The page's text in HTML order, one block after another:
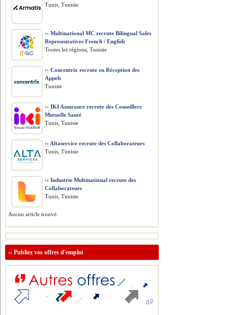
Tunis, Tunisie
›› Multinational MC recrute Bilingual Sales
Representatives French / English
Toutes les régions, Tunisie
›› Concentrix recrute en Réception des
Appels
Tunisie
›› IKI Assurance recrute des Conseillers
Mutuelle Santé
Tunis, Tunisie
›› Altaservice recrute des Collaborateurs
Tunis, Tunisie
›› Industrie Multinational recrute des
Collaborateurs
Tunis, Tunisie
Aucun article trouvé.
››Publiez vos offres d'emploi